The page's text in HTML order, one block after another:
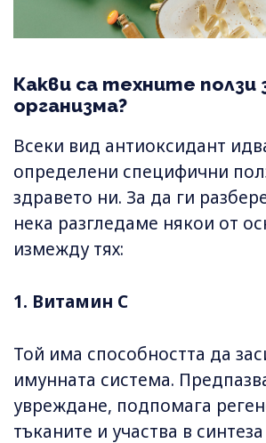
Какви са техните ползи
организма?
Всеки вид антиоксидант
определени специфични
здравето ни. За да ги
нека разгледаме някои от
измежду тях:
1. Витамин C
Той има способността да
имунната система.
увреждане, подпомага
тъканите и участва в